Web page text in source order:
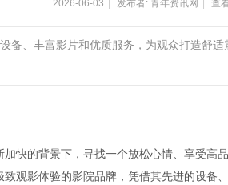
2026-06-03 发布者: 青年资讯网 查
备、丰富影片和优质服务，为观众打造舒
快的背景下，寻找一个放松心情、享受高
观影体验的影院品牌，凭借其先进的设备